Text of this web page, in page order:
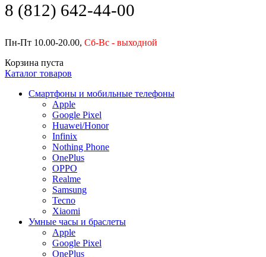
8 (812) 642-44-00
Пн-Пт 10.00-20.00, Сб-Вс - выходной
Корзина пуста
Каталог товаров
Смартфоны и мобильные телефоны
Apple
Google Pixel
Huawei/Honor
Infinix
Nothing Phone
OnePlus
OPPO
Realme
Samsung
Tecno
Xiaomi
Умные часы и браслеты
Apple
Google Pixel
OnePlus